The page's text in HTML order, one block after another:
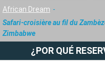
African Dream
Safari-croisière au fil du
Zimbabwe
¿POR QUÉ